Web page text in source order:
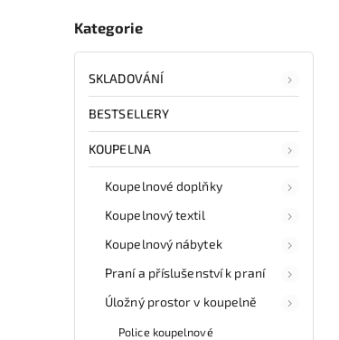
Kategorie
SKLADOVÁNÍ
BESTSELLERY
KOUPELNA
Koupelnové doplňky
Koupelnový textil
Koupelnový nábytek
Praní a příslušenství k praní
Úložný prostor v koupelně
Police koupelnové